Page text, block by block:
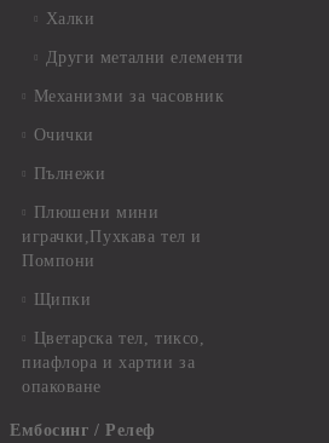
Халки
Други метални елементи
Механизми за часовник
Очички
Пълнежи
Плюшени мини
играчки,Пухкава тел и
Помпони
Щипки
Цветарска тел, тиксо,
пиафлора и хартии за
опаковане
Ембосинг / Релеф